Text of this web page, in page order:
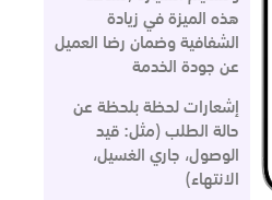
هذه الميزة في زيادة
الشفافية وضمان رضا العميل
عن جودة الخدمة
إشعارات لحظة بلحظة عن
حالة الطلب (مثل: قيد
الوصول، جاري الغسيل،
الانتهاء)